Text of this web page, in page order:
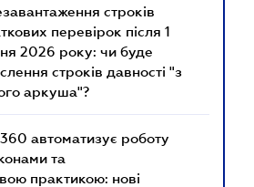
строків
перевірок після 1
2026 року: чи буде
строків давності "з
аркуша"?
автоматизує роботу
та
практикою: нові